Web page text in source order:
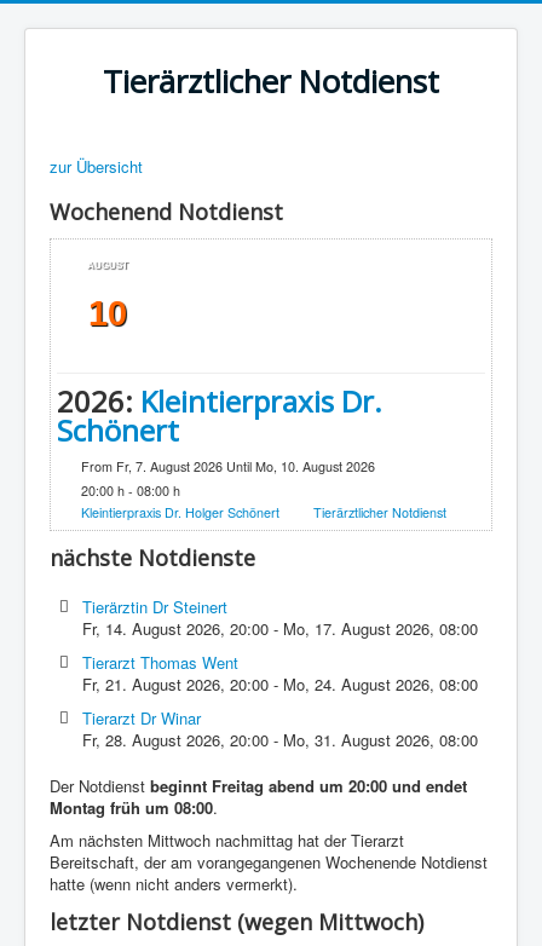
Tierärztlicher Notdienst
zur Übersicht
Wochenend Notdienst
AUGUST
10
2026: Kleintierpraxis Dr.
Schönert
From Fr, 7. August 2026 Until Mo, 10. August 2026
20:00 h - 08:00 h
Kleintierpraxis Dr. Holger Schönert
Tierärztlicher Notdienst
nächste Notdienste
Tierärztin Dr Steinert
Fr, 14. August 2026,20:00 - Mo, 17. August 2026,08:00
Tierarzt Thomas Went
Fr, 21. August 2026,20:00 - Mo, 24. August 2026,08:00
Tierarzt Dr Winar
Fr, 28. August 2026,20:00 - Mo, 31. August 2026,08:00
Der Notdienst beginnt Freitag abend um 20:00 und endet
Montag früh um 08:00.
Am nächsten Mittwoch nachmittag hat der Tierarzt
Bereitschaft, der am vorangegangenen Wochenende Notdienst
hatte (wenn nicht anders vermerkt).
letzter Notdienst (wegen Mittwoch)